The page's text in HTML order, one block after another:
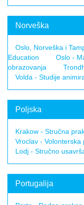
Norveška
Oslo, Norveška i
Education
Oslo -
obrazovanja
Volda - Studije
Poljska
Krakow - Stručna
Vroclav - Volonterska
Lodj - Stručno
Portugalija